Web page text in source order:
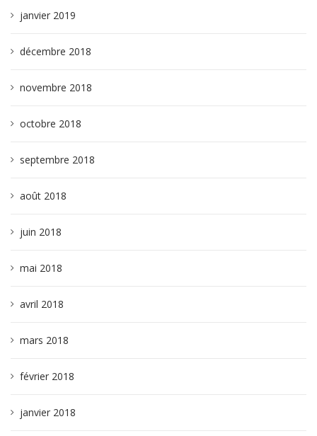
janvier 2019
décembre 2018
novembre 2018
octobre 2018
septembre 2018
août 2018
juin 2018
mai 2018
avril 2018
mars 2018
février 2018
janvier 2018